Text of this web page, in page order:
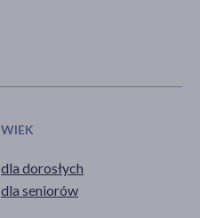
WIEK
dla dorosłych
dla seniorów